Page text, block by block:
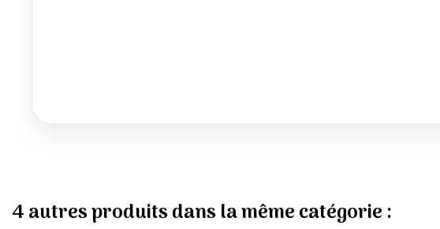
4 autres produits dans la même catégorie :